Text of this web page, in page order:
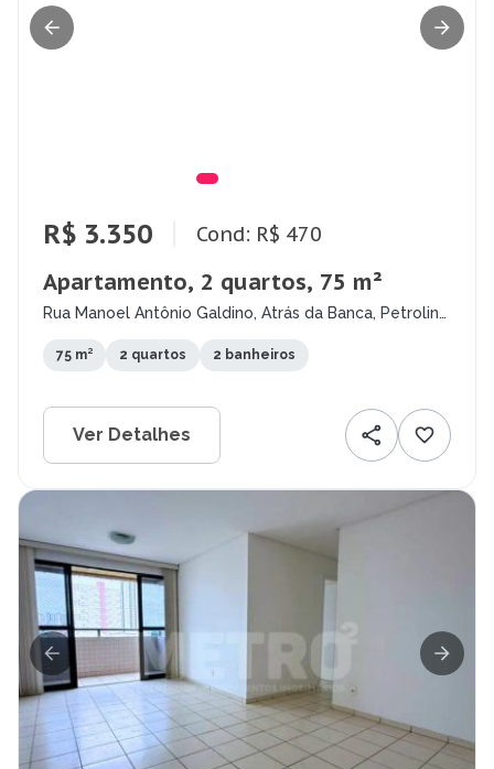
R$ 3.350 Cond: R$ 470
Apartamento, 2 quartos, 75 m²
Rua Manoel Antônio Galdino, Atrás da Banca, Petrolina
75 m² 2 quartos 2 banheiros
Ver Detalhes